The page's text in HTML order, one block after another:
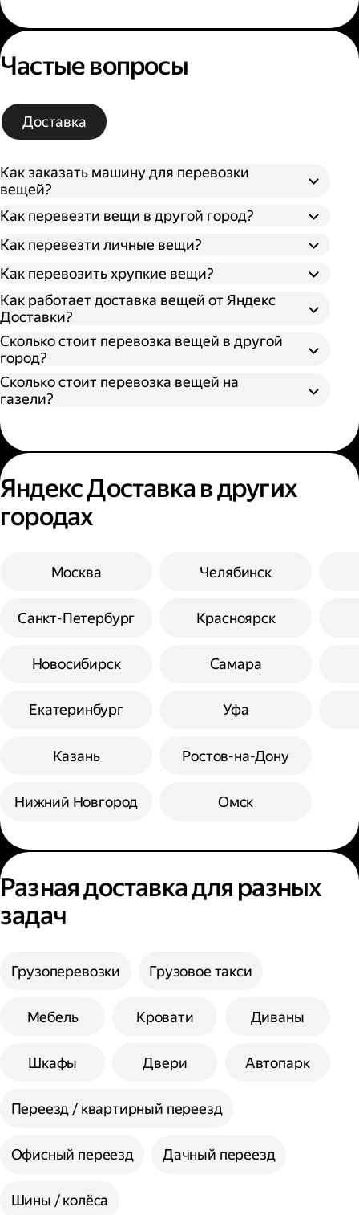
Частые вопросы
Доставка
Как заказать машину для перевозки
вещей?
Как перевезти вещи в другой город?
Как перевезти личные вещи?
Как перевозить хрупкие вещи?
Как работает доставка вещей от Яндекс
Доставки?
Сколько стоит перевозка вещей в другой
город?
Сколько стоит перевозка вещей на
газели?
Яндекс Доставка в других
городах
Москва
Санкт-Петербург
Новосибирск
Екатеринбург
Казань
Нижний Новгород
Челябинск
Красноярск
Самара
Уфа
Ростов-на-Дону
Омск
Разная доставка для разных
задач
Грузоперевозки Грузовое такси
Мебель Кровати Диваны
Шкафы Двери Автопарк
Переезд / квартирный переезд
Офисный переезд Дачный переезд
Шины / колёса